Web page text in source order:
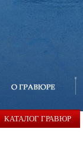
КАТАЛОГ ГРАВЮР